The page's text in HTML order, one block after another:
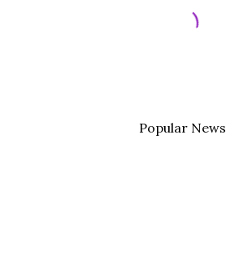
Popular News